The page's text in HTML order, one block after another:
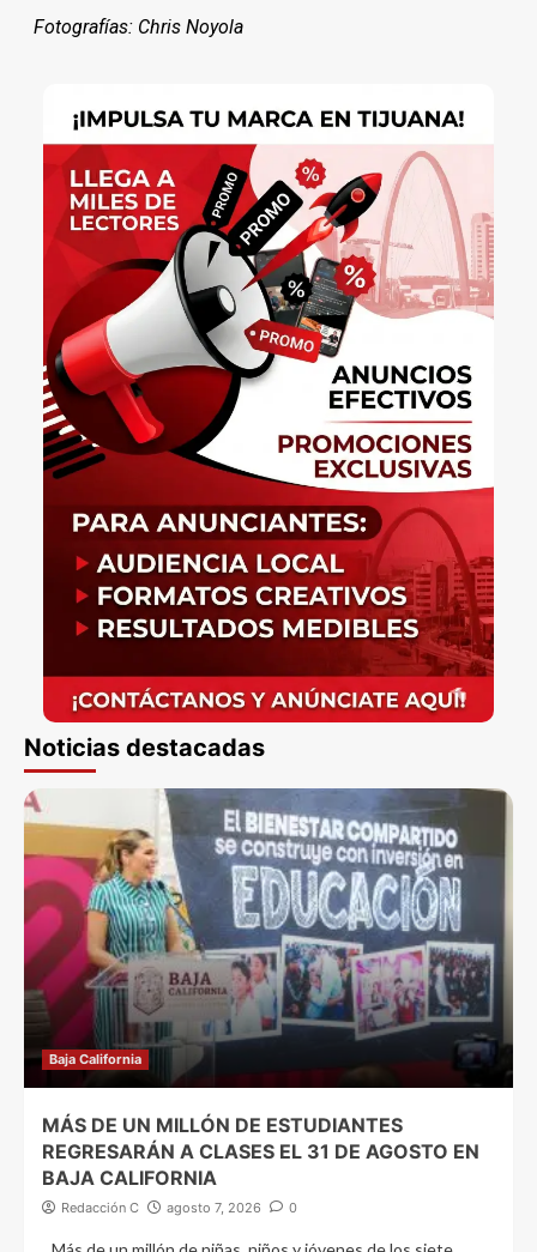
Fotografías: Chris Noyola
Noticias destacadas
Baja California
MÁS DE UN MILLÓN DE ESTUDIANTES
REGRESARÁN A CLASES EL 31 DE AGOSTO EN
BAJA CALIFORNIA
Redacción C agosto 7, 2026 0